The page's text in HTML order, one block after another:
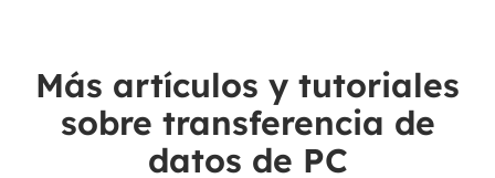
Más artículos y tutoriales
sobre transferencia de
datos de PC